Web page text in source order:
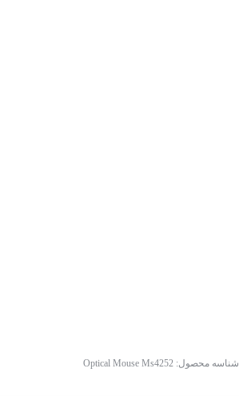
شناسه محصول:Optical Mouse Ms4252